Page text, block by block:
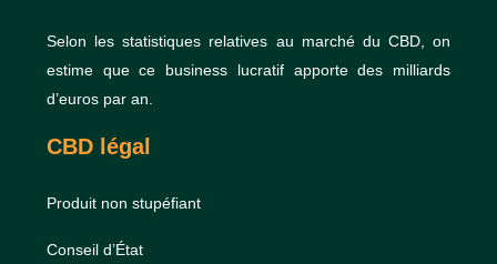
Selon les statistiques relatives au marché du CBD, on
estime que ce business lucratif apporte des milliards
d’euros par an.
CBD légal
Produit non stupéfiant
Conseil d’État